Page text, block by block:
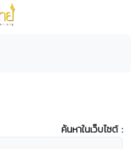
ค้นหาในเว็บไซต์ :